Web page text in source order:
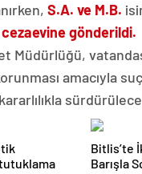
S.A. ve M.B.
gönderildi.
Müdürlüğü,
amacıyla
Bitlis’te
Barışla